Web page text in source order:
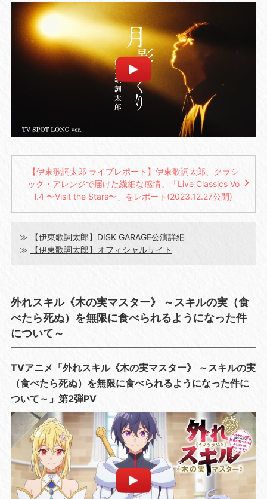
【伊東歌詞太郎 ライブレポート】伊東歌詞太郎、クラシ
ック・アレンジで届けた繊細な感情。「Live Classics Vo
l.4 〜Visit the Stars〜」をレポート(2023.12.27公開)
≫
【伊東歌詞太郎】DISK GARAGE公演詳細
≫
【伊東歌詞太郎】オフィシャルサイト
外れスキル《木の実マスター》 ～スキルの実（食
べたら死ぬ）を無限に食べられるようになった件
について～
TVアニメ「外れスキル《木の実マスター》 ～スキルの実
（食べたら死ぬ）を無限に食べられるようになった件に
ついて～」第2弾PV